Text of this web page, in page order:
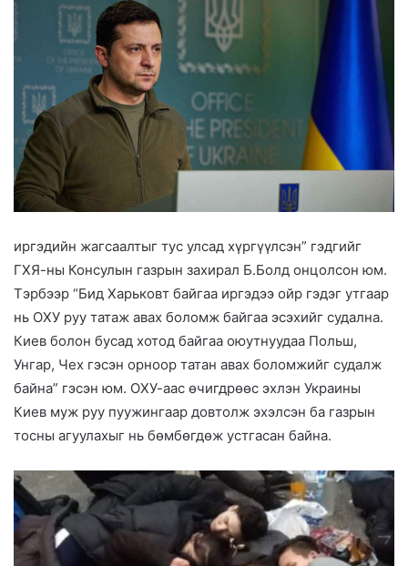
иргэдийн жагсаалтыг тус улсад хүргүүлсэн” гэдгийг
ГХЯ-ны Консулын газрын захирал Б.Болд онцолсон юм.
Тэрбээр “Бид Харьковт байгаа иргэдээ ойр гэдэг утгаар
нь ОХУ руу татаж авах боломж байгаа эсэхийг судална.
Киев болон бусад хотод байгаа оюутнуудаа Польш,
Унгар, Чех гэсэн орноор татан авах боломжийг судалж
байна” гэсэн юм. ОХУ-аас өчигдрөөс эхлэн Украины
Киев муж руу пуужингаар довтолж эхэлсэн ба газрын
тосны агуулахыг нь бөмбөгдөж устгасан байна.